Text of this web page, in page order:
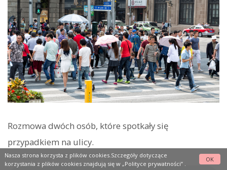
Rozmowa dwóch osób, które spotkały się
przypadkiem na ulicy.
Nasza strona korzysta z plików cookies.Szczegóły dotyczące
korzystania z plików cookies znajdują się w „Polityce prywatności”.
OK